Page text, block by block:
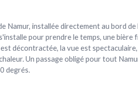
Namur, installée directement au bord
pour prendre le temps, une bière
décontractée, la vue est
Un passage obligé pour tout
degrés.